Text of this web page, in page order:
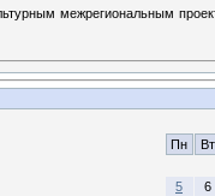
межрегиональным
Пн Вт
5
6